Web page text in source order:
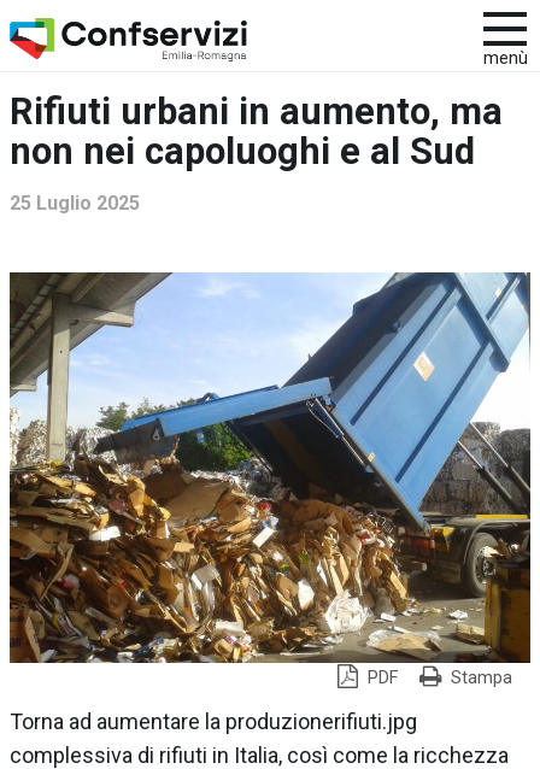
menù
Rifiuti urbani in aumento, ma
non nei capoluoghi e al Sud
25 Luglio 2025
PDF Stampa
Torna ad aumentare la produzionerifiuti.jpg
complessiva di rifiuti in Italia, così come la ricchezza